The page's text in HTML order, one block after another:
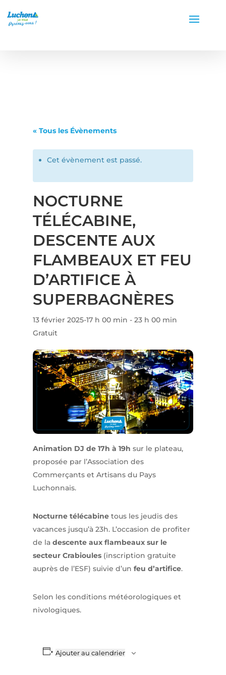
« Tous les Évènements
Cet évènement est passé.
NOCTURNE
TÉLÉCABINE,
DESCENTE AUX
FLAMBEAUX ET FEU
D’ARTIFICE À
SUPERBAGNÈRES
13 février 2025-17 h 00 min - 23 h 00 min
Gratuit
Animation DJ de 17h à 19h sur le plateau,
proposée par l’Association des
Commerçants et Artisans du Pays
Luchonnais.
Nocturne télécabinetous les jeudis des
vacances jusqu’à 23h. L’occasion de profiter
de la descente aux flambeaux sur le
secteur Crabioules(inscription gratuite
auprès de l’ESF) suivie d’un feu d’artifice.
Selon les conditions météorologiques et
nivologiques.
Ajouter au calendrier